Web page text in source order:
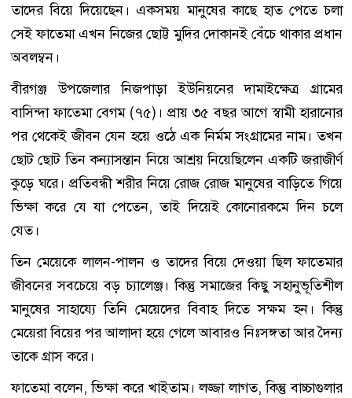
তাদের বিয়ে দিয়েছেন। একসময় মানুষের কাছে হাত পেতে চলা
সেই ফাতেমা এখন নিজের ছোট্ট মুদির দোকানই বেঁচে থাকার প্রধান
অবলম্বন।
বীরগঞ্জ উপজেলার নিজপাড়া ইউনিয়নের দামাইক্ষেত্র গ্রামের
বাসিন্দা ফাতেমা বেগম (৭৫)। প্রায় ৩৫ বছর আগে স্বামী হারানোর
পর থেকেই জীবন যেন হয়ে ওঠে এক নির্মম সংগ্রামের নাম। তখন
ছোট ছোট তিন কন্যাসন্তান নিয়ে আশ্রয় নিয়েছিলেন একটি জরাজীর্ণ
কুড়ে ঘরে। প্রতিবন্ধী শরীর নিয়ে রোজ রোজ মানুষের বাড়িতে গিয়ে
ভিক্ষা করে যে যা পেতেন, তাই দিয়েই কোনোরকমে দিন চলে
যেত।
তিন মেয়েকে লালন-পালন ও তাদের বিয়ে দেওয়া ছিল ফাতেমার
জীবনের সবচেয়ে বড় চ্যালেঞ্জ। কিন্তু সমাজের কিছু সহানুভূতিশীল
মানুষের সাহায্যে তিনি মেয়েদের বিবাহ দিতে সক্ষম হন। কিন্তু
মেয়েরা বিয়ের পর আলাদা হয়ে গেলে আবারও নিঃসঙ্গতা আর দৈন্য
তাকে গ্রাস করে।
ফাতেমা বলেন, ভিক্ষা করে খাইতাম। লজ্জা লাগত, কিন্তু বাচ্চাগুলার